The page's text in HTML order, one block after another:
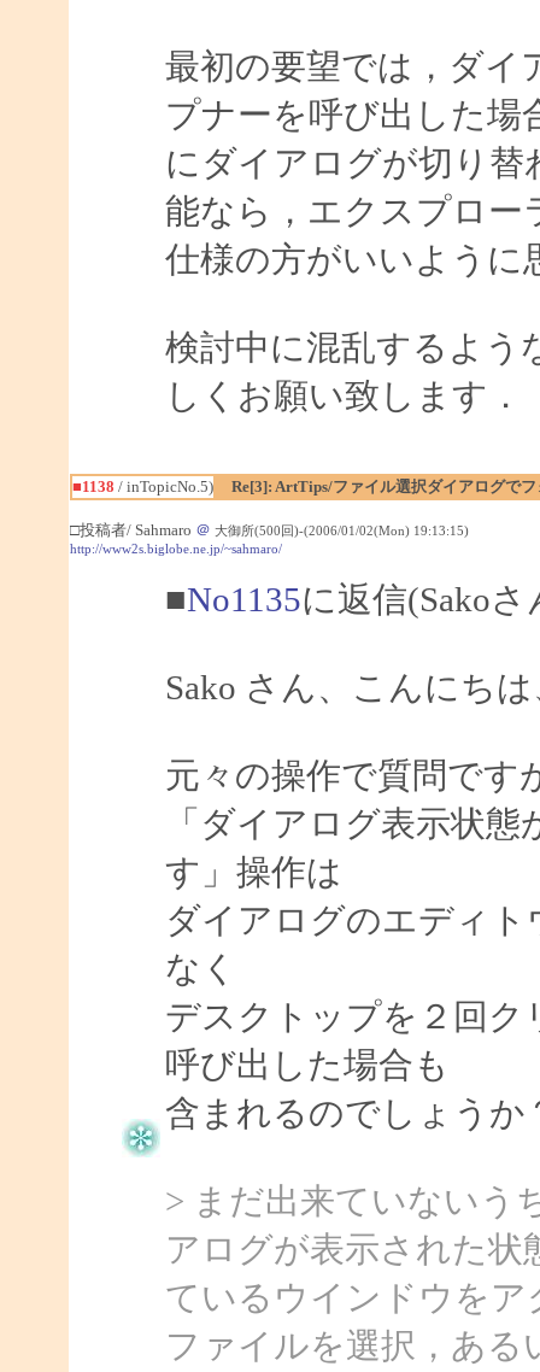
最初の要望では，ダイ
プナーを呼び出した場
にダイアログが切り替
能なら，エクスプロー
仕様の方がいいように
検討中に混乱するよう
しくお願い致します．
■1138 / inTopicNo.5) Re[3]: ArtTips/ファイル選択ダイアログで
□投稿者/ Sahmaro ＠ 大御所(500回)-(2006/01/02(Mon) 19:13:15)
http://www2s.biglobe.ne.jp/~sahmaro/
■No1135に返信(Sako
Sako さん、こんにちは
元々の操作で質問です
「ダイアログ表示状
す」操作は
ダイアログのエディ
なく
デスクトップを２回
呼び出した場合も
含まれるのでしょうか
> まだ出来ていないう
アログが表示された
ているウインドウを
ファイルを選択，あ